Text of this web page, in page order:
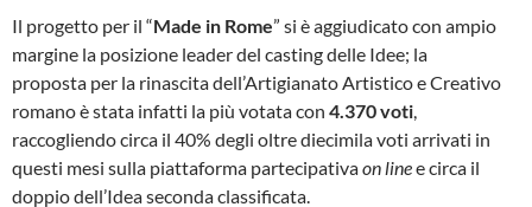
Il progetto per il “Made in Rome” si è aggiudicato con ampio
margine la posizione leader del casting delle Idee; la
proposta per la rinascita dell’Artigianato Artistico e Creativo
romano è stata infatti la più votata con 4.370 voti
raccogliendo circa il 40% degli oltre diecimila voti arrivati in
questi mesi sulla piattaforma partecipativaon linee circa il
doppio dell’Idea seconda classificata.